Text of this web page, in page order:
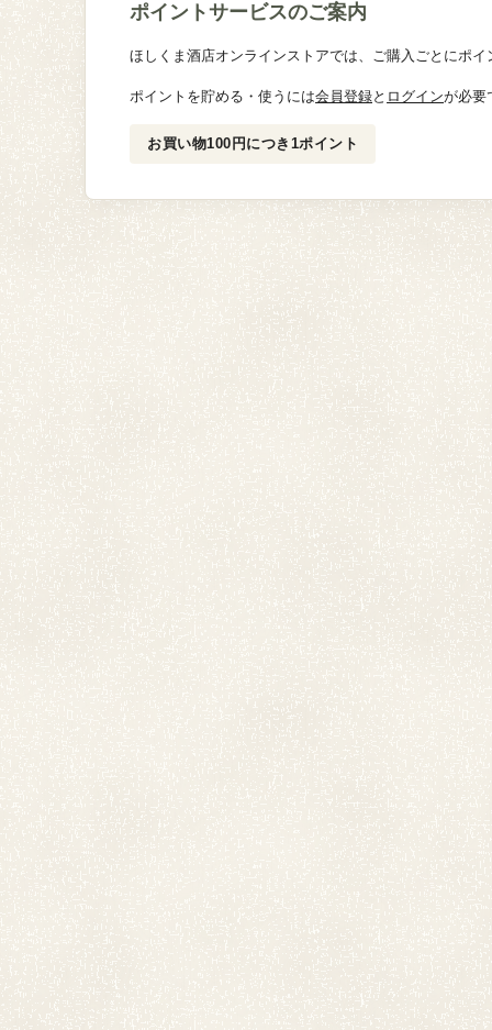
ポイントサービスのご案内
ほしくま酒店オンラインストアでは、ご購入ごとにポ
ポイントを貯める・使うには会員登録と ログインが必要
お買い物100円につき1ポイント